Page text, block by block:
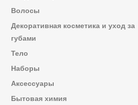
Волосы
Декоративная косметика и уход за
губами
Тело
Наборы
Аксессуары
Бытовая химия